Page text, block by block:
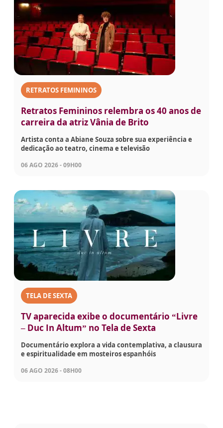
RETRATOS FEMININOS
Retratos Femininos relembra os 40 anos de
carreira da atriz Vânia de Brito
Artista conta a Abiane Souza sobre sua experiência e
dedicação ao teatro, cinema e televisão
06 AGO 2026 - 09H00
TELA DE SEXTA
TV aparecida exibe o documentário “Livre
– Duc In Altum” no Tela de Sexta
Documentário explora a vida contemplativa, a clausura
e espiritualidade em mosteiros espanhóis
06 AGO 2026 - 08H00